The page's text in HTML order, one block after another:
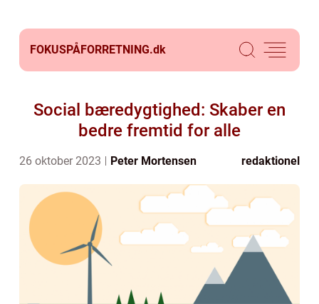
FOKUSPÅFORRETNING.dk
Social bæredygtighed: Skaber en
bedre fremtid for alle
26 oktober 2023 Peter Mortensen redaktionel